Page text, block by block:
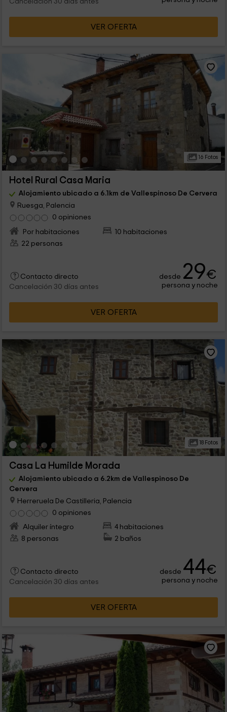
Cancelación 30 días antes
VER OFERTA
16 Fotos
Hotel Rural Casa Maria
Alojamiento ubicado a 6.1km de Vallespinoso De Cervera
Ruesga, Palencia
0 opiniones
Por habitaciones
10 habitaciones
22 personas
Contacto directo
Cancelación 30 días antes
desde 29€
persona y noche
VER OFERTA
18 Fotos
Casa La Humilde Morada
Alojamiento ubicado a 6.2km de Vallespinoso De
Cervera
Herreruela De Castilleria, Palencia
0 opiniones
Alquiler íntegro
4 habitaciones
8 personas
2 baños
Contacto directo
Cancelación 30 días antes
desde 44€
persona y noche
VER OFERTA